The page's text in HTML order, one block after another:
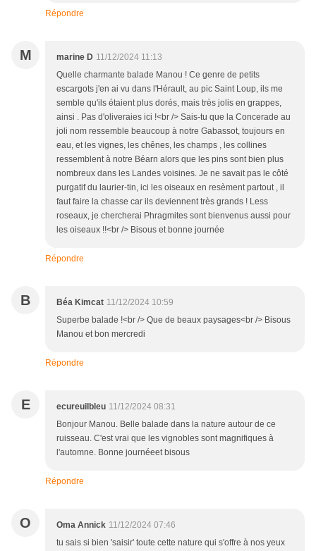
Répondre
M marine D 11/12/2024 11:13
Quelle charmante balade Manou ! Ce genre de petits
escargots j'en ai vu dans l'Hérault, au pic Saint Loup, ils me
semble qu'ils étaient plus dorés, mais très jolis en grappes,
ainsi . Pas d'oliveraies ici !<br /> Sais-tu que la Concerade au
joli nom ressemble beaucoup à notre Gabassot, toujours en
eau, et les vignes, les chênes, les champs , les collines
ressemblent à notre Béarn alors que les pins sont bien plus
nombreux dans les Landes voisines. Je ne savait pas le côté
purgatif du laurier-tin, ici les oiseaux en resèment partout , il
faut faire la chasse car ils deviennent très grands ! Less
roseaux, je chercherai Phragmites sont bienvenus aussi pour
les oiseaux !!<br /> Bisous et bonne journée
Répondre
B Béa Kimcat 11/12/2024 10:59
Superbe balade !<br /> Que de beaux paysages<br /> Bisous
Manou et bon mercredi
Répondre
E ecureuilbleu 11/12/2024 08:31
Bonjour Manou. Belle balade dans la nature autour de ce
ruisseau. C'est vrai que les vignobles sont magnifiques à
l'automne. Bonne journéeet bisous
Répondre
O Oma Annick 11/12/2024 07:46
tu sais si bien 'saisir' toute cette nature qui s'offre à nos yeux